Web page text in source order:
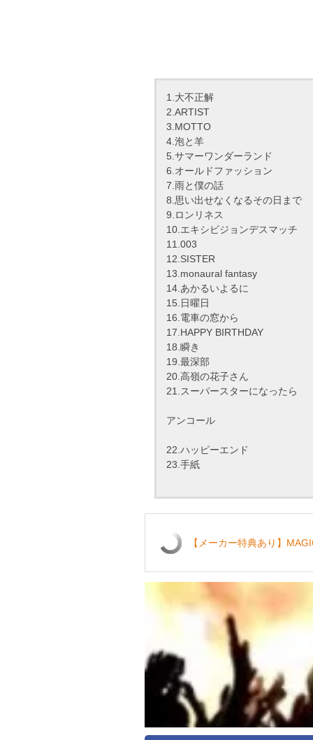
1.大不正解
2.ARTIST
3.MOTTO
4.泡と羊
5.サマーワンダーランド
6.オールドファッション
7.雨と僕の話
8.思い出せなくなるその日まで
9.ロンリネス
10.エキシビジョンデスマッチ
11.003
12.SISTER
13.monaural fantasy
14.あかるいよるに
15.日曜日
16.電車の窓から
17.HAPPY BIRTHDAY
18.瞬き
19.最深部
20.高嶺の花子さん
21.スーパースターになったら
アンコール
22.ハッピーエンド
23.手紙
【メーカー特典あり】